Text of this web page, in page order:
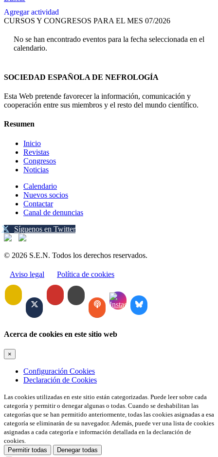
Agregar actividad
CURSOS Y CONGRESOS PARA EL MES 07/2026
No se han encontrado eventos para la fecha seleccionada en el
calendario.
SOCIEDAD ESPAÑOLA DE NEFROLOGÍA
Esta Web pretende favorecer la información, comunicación y
cooperación entre sus miembros y el resto del mundo científico.
Resumen
Inicio
Revistas
Congresos
Noticias
Calendario
Nuevos socios
Contactar
Canal de denuncias
Síguenos en Twitter
© 2026 S.E.N. Todos los derechos reservados.
Aviso legal Política de cookies
Acerca de cookies en este sitio web
×
Configuración Cookies
Declaración de Cookies
Las cookies utilizadas en este sitio están categorizadas. Puede leer sobre cada
categoría y permitir o denegar algunas o todas. Cuando se deshabilitan las
categorías que se han permitido anteriormente, todas las cookies asignadas a esa
categoría se eliminarán de su navegador. Además, puede ver una lista de cookies
asignadas a cada categoría e información detallada en la declaración de
cookies.
Permitir todas
Denegar todas